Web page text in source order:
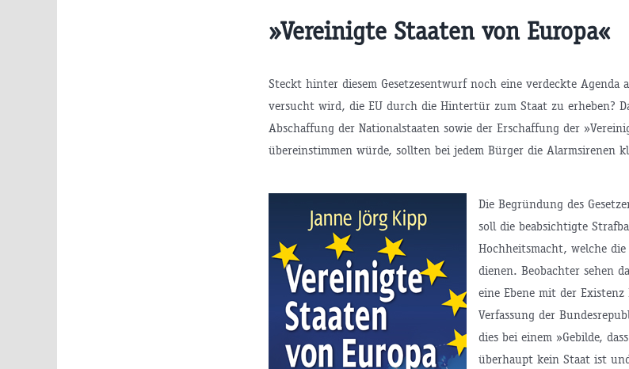
»Vereinigte Staaten von Europa«
Steckt hinter diesem Gesetzesentwurf noch eine verdeckte Agenda
versucht wird, die EU durch die Hintertür zum Staat zu erheben?
Abschaffung der Nationalstaaten sowie der Erschaffung der
übereinstimmen würde, sollten bei jedem Bürger die Alarmsirenen
Die Begründung des
soll die beabsichtigte
Hochheitsmacht, welche
dienen. Beobachter sehen
eine Ebene mit der
Verfassung der
dies bei einem »Gebilde,
überhaupt kein Staat ist